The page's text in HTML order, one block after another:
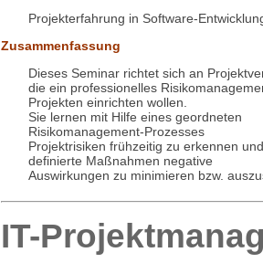
Projekterfahrung in Software-
Zusammenfassung
Dieses Seminar richtet sich an
die ein professionelles
Projekten einrichten wollen.
Sie lernen mit Hilfe eines geordneten
Risikomanagement-Prozesses
Projektrisiken frühzeitig zu erkennen
definierte Maßnahmen negative
Auswirkungen zu minimieren bzw.
IT-